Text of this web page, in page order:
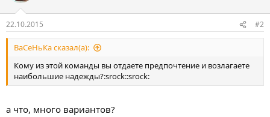
22.10.2015 #2
ВаСеНьКа сказал(а):
Кому из этой команды вы отдаете предпочтение и возлагаете
наибольшие надежды?:srock::srock:
а что, много вариантов?